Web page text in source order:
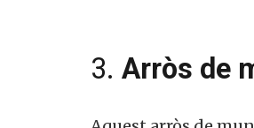
3. Arròs de